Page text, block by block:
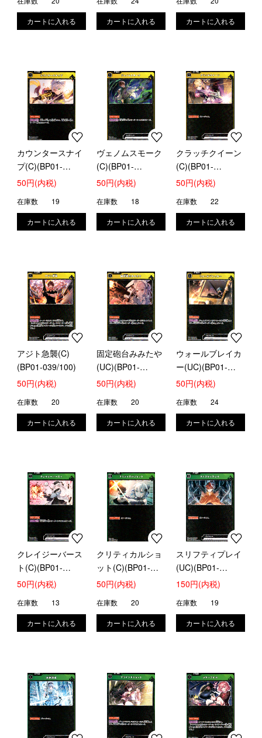
カウンタースナイ
プ(C)(BP01-
036/100)
50円(内税)
在庫数 19
ヴェノムスモーク
(C)(BP01-
037/100)
50円(内税)
在庫数 18
クラッチクイーン
(C)(BP01-
038/100)
50円(内税)
在庫数 22
アジト急襲(C)
(BP01-039/100)
50円(内税)
在庫数 20
固定砲台みみたや
(UC)(BP01-
041/100)
50円(内税)
在庫数 20
ウォールブレイカ
ー(UC)(BP01-
042/100)
50円(内税)
在庫数 24
クレイジーバース
ト(C)(BP01-
045/100)
50円(内税)
在庫数 13
クリティカルショ
ット(C)(BP01-
046/100)
50円(内税)
在庫数 20
スリフティプレイ
(UC)(BP01-
048/100)
150円(内税)
在庫数 19